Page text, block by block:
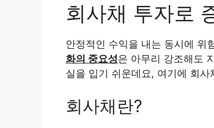
회사채 투자로
안정적인 수익을 내는 동시에 위
화의 중요성은 아무리 강조해도
실을 입기 쉬운데요, 여기에 회
회사채란?